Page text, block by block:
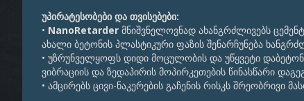
უპირატესობები და თვისებები:
• NanoRetarder მნიშვნელოვნად ახანგრძლივებს
ახალი ბეტონის პლასტიკური ფაზის შენარჩუნება
• უზრუნველყოფს დიდი მოცულობის და უწყვეტი
ვიბრაციის და ზედაპირის მოპირკეთების წინასწარი
• ამცირებს ცივი-ნაკერების გაჩენის რისკს შრეობრივი